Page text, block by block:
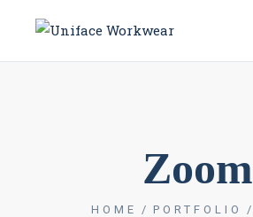
Zoom
HOME PORTFOLIO